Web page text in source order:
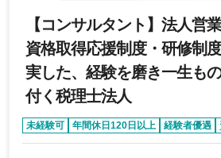
【コンサルタント】法人営
資格取得応援制度・研修制
実した、経験を磨き一生も
付く税理士法人
未経験可 年間休日120日以上 経験者優遇
学歴不問